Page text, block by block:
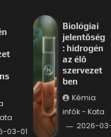
03-01
Biológiai
jelentőség
: hidrogén
az élő
szervezet
ben
Kémia
infók - Kata
2026-